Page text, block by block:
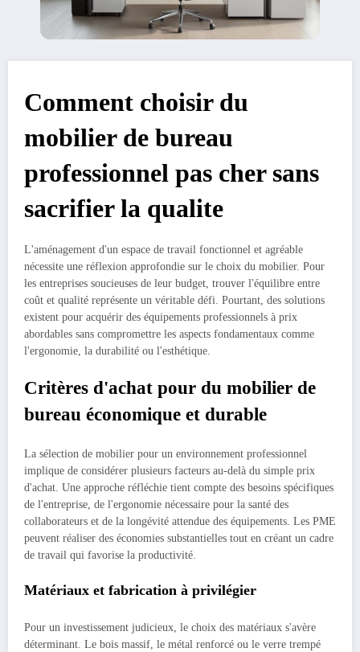
Comment choisir du
mobilier de bureau
professionnel pas cher sans
sacrifier la qualite
L'aménagement d'un espace de travail fonctionnel et agréable
nécessite une réflexion approfondie sur le choix du mobilier. Pour
les entreprises soucieuses de leur budget, trouver l'équilibre entre
coût et qualité représente un véritable défi. Pourtant, des solutions
existent pour acquérir des équipements professionnels à prix
abordables sans compromettre les aspects fondamentaux comme
l'ergonomie, la durabilité ou l'esthétique.
Critères d'achat pour du mobilier de
bureau économique et durable
La sélection de mobilier pour un environnement professionnel
implique de considérer plusieurs facteurs au-delà du simple prix
d'achat. Une approche réfléchie tient compte des besoins spécifiques
de l'entreprise, de l'ergonomie nécessaire pour la santé des
collaborateurs et de la longévité attendue des équipements. Les PME
peuvent réaliser des économies substantielles tout en créant un cadre
de travail qui favorise la productivité.
Matériaux et fabrication à privilégier
Pour un investissement judicieux, le choix des matériaux s'avère
déterminant. Le bois massif, le métal renforcé ou le verre trempé